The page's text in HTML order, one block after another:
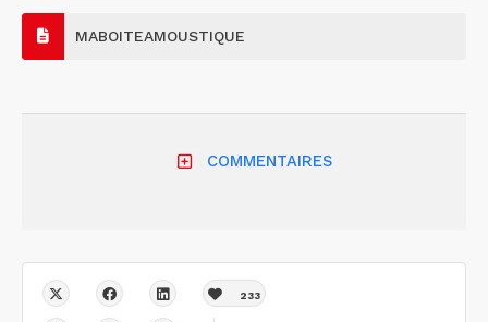
MABOITEAMOUSTIQUE
COMMENTAIRES
233